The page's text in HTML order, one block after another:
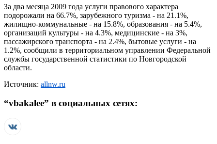
За два месяца 2009 года услуги правового характера
подорожали на 66.7%, зарубежного туризма - на 21.1%,
жилищно-коммунальные - на 15.8%, образования - на 5.4%,
организаций культуры - на 4.3%, медицинские - на 3%,
пассажирского транспорта - на 2.4%, бытовые услуги - на
1.2%, сообщили в территориальном управлении Федеральной
службы государственной статистики по Новгородской
области.
Источник: allnw.ru
“vbakalee” в социальных сетях: